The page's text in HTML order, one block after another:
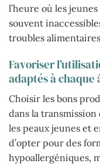
l’heure où les
souvent
troubles
Favoriser
adaptés à chaque
Choisir les bons
dans la
les peaux jeunes et
d’opter pour des
hypoallergéniques,